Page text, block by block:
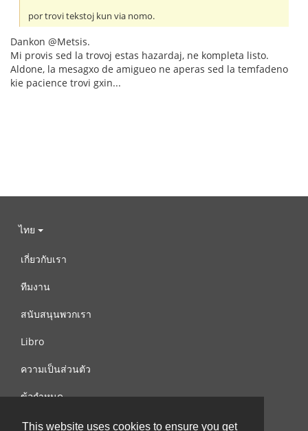
This website uses cookies to ensure you get
por trovi tekstoj kun via nomo.
Dankon @Metsis.
Mi provis sed la trovoj estas hazardaj, ne kompleta listo.
Aldone, la mesagxo de amigueo ne aperas sed la temfadeno
kie pacience trovi gxin...
ไทย
เกี่ยวกับเรา
ทีมงาน
สนับสนุนพวกเรา
Libro
ความเป็นส่วนตัว
ข้อกำหนด
ติดต่อเรา